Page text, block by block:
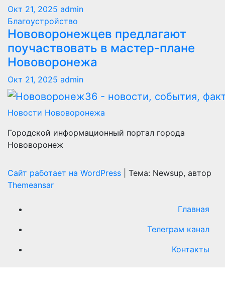
Окт 21, 2025 admin
Благоустройство
Нововоронежцев предлагают
поучаствовать в мастер-плане
Нововоронежа
Окт 21, 2025 admin
Новости Нововоронежа
Городской информационный портал города
Нововоронеж
Сайт работает на WordPress
Тема: Newsup, автор
Themeansar
Главная
Телеграм канал
Контакты